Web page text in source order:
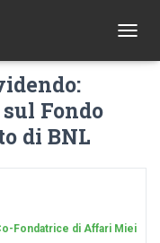
O
A
Fondo
di BNL
Fondatrice di Affari Miei